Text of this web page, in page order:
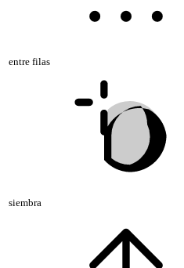
entre filas
siembra